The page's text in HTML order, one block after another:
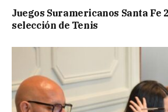
Juegos Suramericanos Santa Fe
selección de Tenis